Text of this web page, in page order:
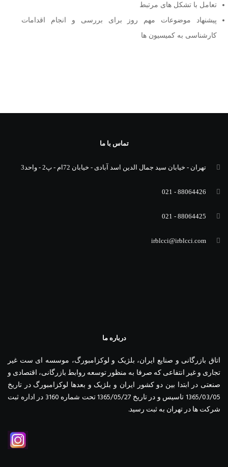
تعامل با تشکل های مرتبط
پیشنهاد موضوعات مهم روز برای بررسی و انجام اقدامات
کارشناسی به کمیسیون ها
تماس با ما
تهران - خیابان سید جمال الدین اسد آبادی - خیابان 72ام - پ2 - واحد3
88064426 - 021
88064425 - 021
irblcci@irblcci.com
درباره ما
اتاق بازرگانی و صنایع ایران، بلژیک و لوکزامبورگ، موسسه ای ست غیر
تجاری و غیر انتفاعی که صرفا به منظور توسعه روابط بازرگانی، اقتصادی و
صنعتی در ابتدا بین دو کشور ایران و بلژیک و بعدها لوکزامبورگ در تاریخ
1365/03/05 تاسیس و در تاریخ 1365/05/27 تحت شماره 3160 در اداره ثبت
شرکت ها در تهران به ثبت رسید.